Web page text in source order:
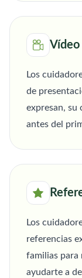
Vídeo
Los
de
expresan, su
antes del
Los
referencias
familias para
ayudarte a